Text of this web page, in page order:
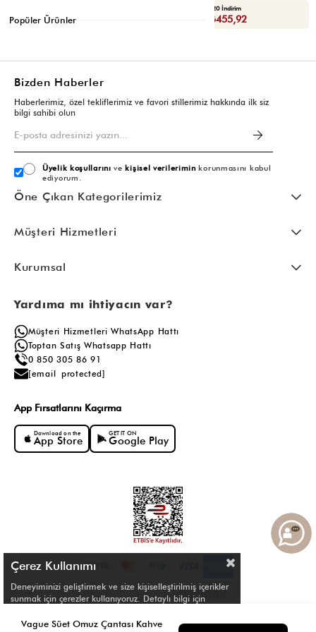
Sepette : ₺398,93
Yaza Özel Ek %20 İndirim
Sepette : ₺455,92
Bizden Haberler
Haberlerimiz, özel tekliflerimiz ve favori stillerimiz hakkında ilk siz
bilgi sahibi olun
Üyelik koşullarını vekişisel verileriminkorunmasını kabul
ediyorum.
Öne Çıkan Kategorilerimiz
Müşteri Hizmetleri
Kurumsal
Yardıma mı ihtiyacın var?
Müşteri Hizmetleri WhatsApp Hattı
Toptan Satış Whatsapp Hattı
0 850 305 86 91
[email protected]
App Fırsatlarını Kaçırma
Download on the
App Store
GET IT ON
Google Play
Çerez Kullanımı
Deneyiminizi geliştirmek ve size kişiselleştirilmiş içerikler
sunmak için çerezler kullanıyoruz. Detaylı bilgi için
Vague Süet Omuz Çantası Kahve
Popüler Ürünler